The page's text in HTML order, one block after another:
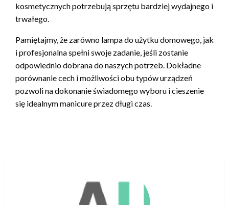
kosmetycznych potrzebują sprzętu bardziej wydajnego i
trwałego.
Pamiętajmy, że zarówno lampa do użytku domowego, jak
i profesjonalna spełni swoje zadanie, jeśli zostanie
odpowiednio dobrana do naszych potrzeb. Dokładne
porównanie cech i możliwości obu typów urządzeń
pozwoli na dokonanie świadomego wyboru i cieszenie
się idealnym manicure przez długi czas.